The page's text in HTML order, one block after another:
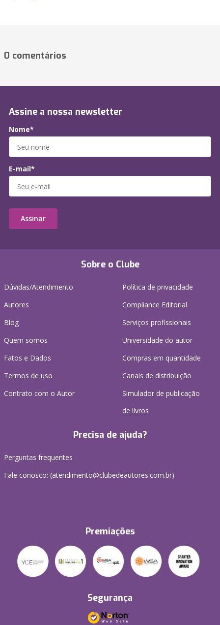
0 comentários
Sobre o Clube
Dúvidas/Atendimento
Autores
Blog
Quem somos
Fatos e Dados
Termos de uso
Contrato com o Autor
Política de privacidade
Compliance Editorial
Serviços profissionais
Universidade do autor
Compras em quantidade
Canais de distribuição
Simulador de publicação
de livros
Precisa de ajuda?
Perguntas frequentes
Fale conosco: (atendimento@clubedeautores.com.br)
Premiações
Segurança
Assine a nossa newsletter
Nome*
E-mail*
Assinar